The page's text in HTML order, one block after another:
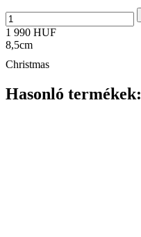
1 990 HUF
8,5cm
Christmas
Hasonló termékek: